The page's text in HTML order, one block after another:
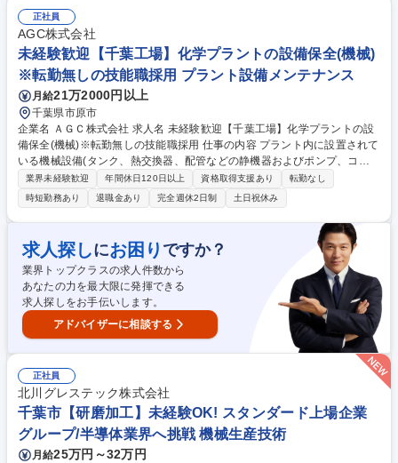
実施を担います。■採用背景は、受注拡大に伴う現場管理体制の強化で
す。■現場監督や職人と協力し、安全な環境作りを目指す活動が必要で
す。■目標は事故率の低減であり、実績は昇給・賞与へ反映されます。■将
来は全社の安全基準策定や後進育成などの統括業務への挑戦も可能です。
募集職種 【名古屋/安全管理】名証メイン上場の総合建設業/年休125日/福
利厚生充実◎
正社員
AGC株式会社
未経験歓迎【千葉工場】化学プラントの設備保全(機械)
※転勤無しの技能職採用 プラント設備メンテナンス
月給21万2000円以上
千葉県市原市
企業名 ＡＧＣ株式会社 求人名 未経験歓迎【千葉工場】化学プラントの設
備保全(機械)※転勤無しの技能職採用 仕事の内容 プラント内に設置されて
いる機械設備(タンク、熱交換器、配管などの静機器およびポンプ、コン
べアなどの動機器)に対してプラントユーザー側の立場として、修理・点
検作業することが主要業務となります。 故障が発生した機器を現場および
所内作業場で、機械組立や溶接といった修理や外観点検・五感診断・開放
点検や試運転立会、安定稼働に向けた改善策提案など。 ※建物の改変を伴
う業務は含まない ◎使用する機器・・・各種測定器、溶接機、旋 募集職
種 未経験歓迎【千葉工場】化学プラントの設備保全(機械)※転勤無しの技
能職採用
業界未経験歓迎 年間休日120日以上 資格取得支援あり
転勤なし
時短勤務あり
退職金あり 完全週休2日制 土日祝休み
求人探しにお困り ですか？
業界トップクラスの求人件数から
あなたの力を最大限に発揮できる
求人探しをお手伝いします。
アドバイザーに相談する
正社員
北川グレステック株式会社
千葉市【研磨加工】未経験OK! スタンダード上場企業
グループ/半導体業界へ挑戦 機械生産技術
月給25万円～32万円